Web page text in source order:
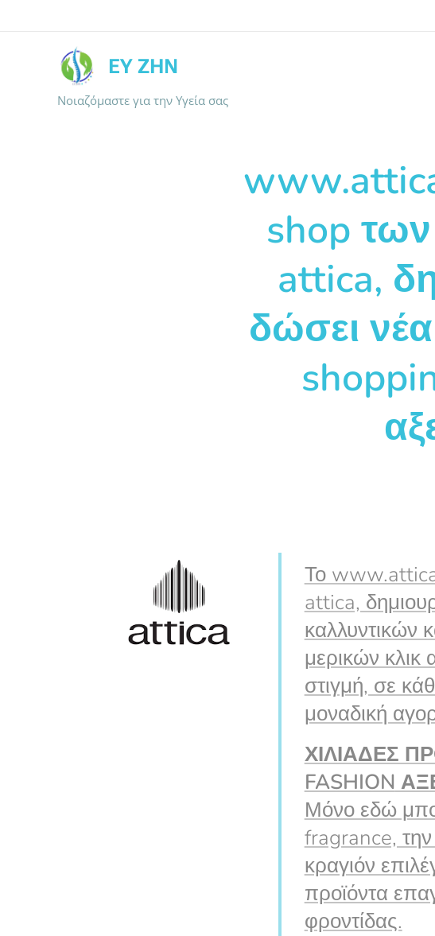
ΕΥ ΖΗΝ
Νοιαζόμαστε για την Υγεία σας
shop
attica,
δώσει
Το
attica,
καλλυντικών
μερικών
στιγμή, σε
μοναδική
ΧΙΛΙΑΔΕΣ
FASHION
Μόνο εδώ
fragrance, την
κραγιόν
προϊόντα
φροντίδας.